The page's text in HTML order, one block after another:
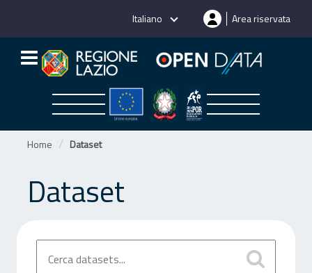
Italiano Area riservata
Home Dataset
Dataset